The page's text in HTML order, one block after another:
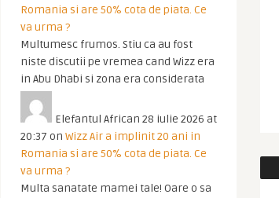
Romania si are 50% cota de piata. Ce
va urma ?
Multumesc frumos. Stiu ca au fost
niste discutii pe vremea cand Wizz era
in Abu Dhabi si zona era considerata
Elefantul African 28 iulie 2026 at
20:37 on Wizz Air a implinit 20 ani in
Romania si are 50% cota de piata. Ce
va urma ?
Multa sanatate mamei tale! Oare o sa